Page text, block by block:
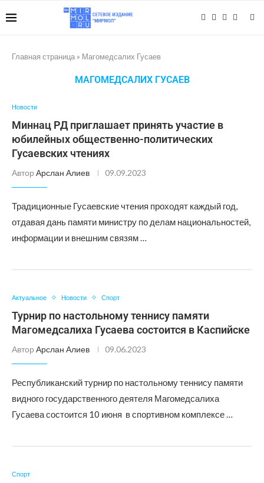
Главная страница » Магомедсалих Гусаев
МАГОМЕДСАЛИХ ГУСАЕВ
Новости
Миннац РД приглашает принять участие в
юбилейных общественно-политических
Гусаевских чтениях
Автор Арслан Алиев 09.09.2023
Традиционные Гусаевские чтения проходят каждый год,
отдавая дань памяти министру по делам национальностей,
информации и внешним связям …
Актуальное Новости Спорт
Турнир по настольному теннису памяти
Магомедсалиха Гусаева состоится в Каспийске
Автор Арслан Алиев 09.06.2023
Республиканский турнир по настольному теннису памяти
видного государственного деятеля Магомедсалиха
Гусаева состоится 10 июня в спортивном комплексе …
Спорт